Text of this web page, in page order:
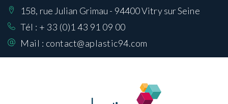
Nos Réalisations
sur mesure
Produits
158, rue Julian Grimau - 94400 Vitry sur Seine
Tél : + 33 (0)1 43 91 09 00
Mail : contact@aplastic94.com